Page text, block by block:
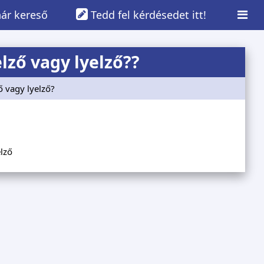
Tedd fel kérdésedet itt!
kereső
vagy lyelző??
vagy lyelző?